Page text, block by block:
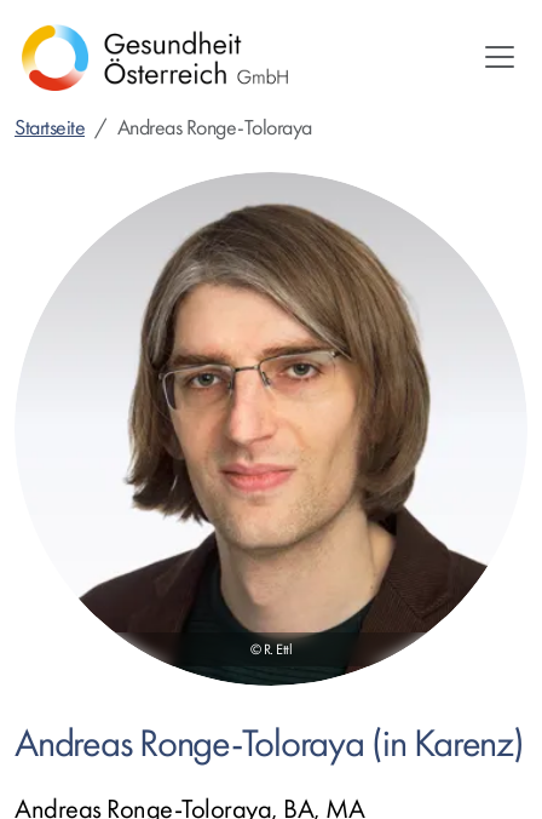
zum
Inhalt
Startseite Andreas Ronge-Toloraya
© R. Ettl
Andreas Ronge-Toloraya (in Karenz)
Andreas Ronge-Toloraya, BA, MA